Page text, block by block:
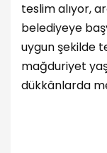
teslim alıyor,
belediyeye
uygun şekilde
mağduriyet
dükkânlarda